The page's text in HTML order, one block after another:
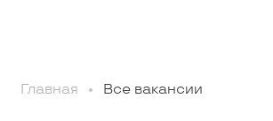
Студентам
Главная Все вакансии